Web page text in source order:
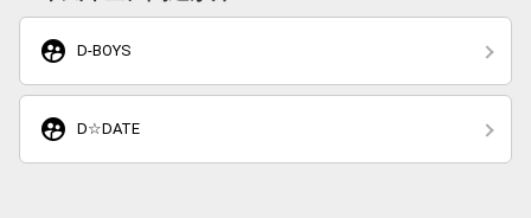
supervised_user_circle D-BOYS
supervised_user_circle D☆DATE